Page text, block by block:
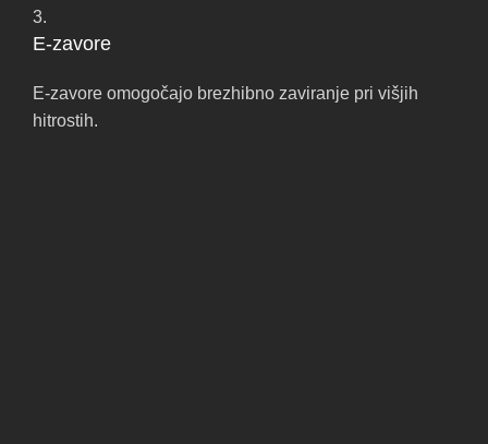
3.
E-zavore
E-zavore omogočajo brezhibno zaviranje pri višjih
hitrostih.